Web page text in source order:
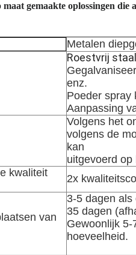
gemaakte oplossingen
Metalen
Roestvrij
enz.
Poeder spray
Aanpassing
Volgens het
volgens de
kan
uitgevoerd
kwaliteit
2x
van
3-5 dagen
35 dagen
Gewoonlijk
hoeveelheid.